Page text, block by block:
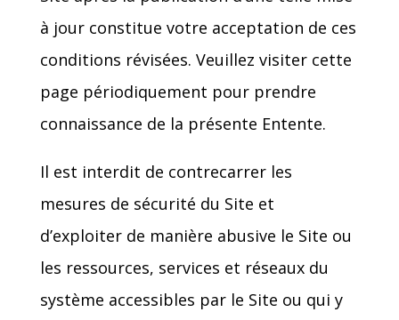
à jour constitue votre acceptation de ces
conditions révisées. Veuillez visiter cette
page périodiquement pour prendre
connaissance de la présente Entente.
Il est interdit de contrecarrer les
mesures de sécurité du Site et
d’exploiter de manière abusive le Site ou
les ressources, services et réseaux du
système accessibles par le Site ou qui y